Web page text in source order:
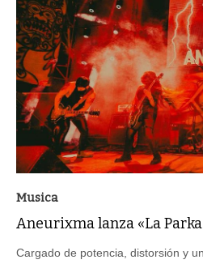
Musica
Aneurixma lanza «La
Cargado de potencia, distorsión y